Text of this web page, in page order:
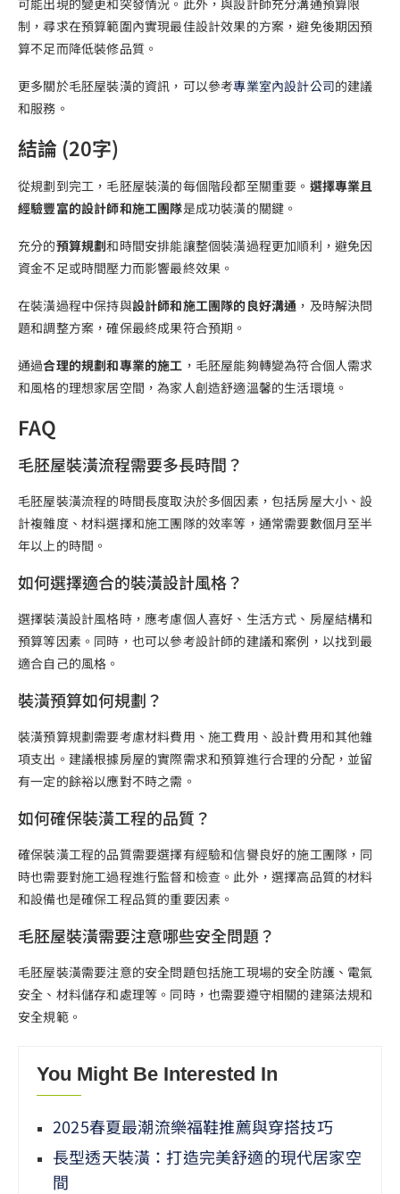
制，尋求在預算範圍內實現最佳設計效果的方案，避免後期因預
算不足而降低裝修品質。
更多關於毛胚屋裝潢的資訊，可以參考專業室內設計公司的建議
和服務。
結論 (20字)
從規劃到完工，毛胚屋裝潢的每個階段都至關重要。 選擇專業且
經驗豐富的設計師和施工團隊是成功裝潢的關鍵。
充分的預算規劃和時間安排能讓整個裝潢過程更加順利，避免因
資金不足或時間壓力而影響最終效果。
在裝潢過程中保持與設計師和施工團隊的良好溝通 ，及時解決問
題和調整方案，確保最終成果符合預期。
通過合理的規劃和專業的施工 ，毛胚屋能夠轉變為符合個人需求
和風格的理想家居空間，為家人創造舒適溫馨的生活環境。
FAQ
毛胚屋裝潢流程需要多長時間？
毛胚屋裝潢流程的時間長度取決於多個因素，包括房屋大小、設
計複雜度、材料選擇和施工團隊的效率等，通常需要數個月至半
年以上的時間。
如何選擇適合的裝潢設計風格？
選擇裝潢設計風格時，應考慮個人喜好、生活方式、房屋結構和
預算等因素。同時，也可以參考設計師的建議和案例，以找到最
適合自己的風格。
裝潢預算如何規劃？
裝潢預算規劃需要考慮材料費用、施工費用、設計費用和其他雜
項支出。建議根據房屋的實際需求和預算進行合理的分配，並留
有一定的餘裕以應對不時之需。
如何確保裝潢工程的品質？
確保裝潢工程的品質需要選擇有經驗和信譽良好的施工團隊，同
時也需要對施工過程進行監督和檢查。此外，選擇高品質的材料
和設備也是確保工程品質的重要因素。
毛胚屋裝潢需要注意哪些安全問題？
毛胚屋裝潢需要注意的安全問題包括施工現場的安全防護、電氣
安全、材料儲存和處理等。同時，也需要遵守相關的建築法規和
安全規範。
You Might Be Interested In
2025春夏最潮流樂福鞋推薦與穿搭技巧
長型透天裝潢：打造完美舒適的現代居家空
間